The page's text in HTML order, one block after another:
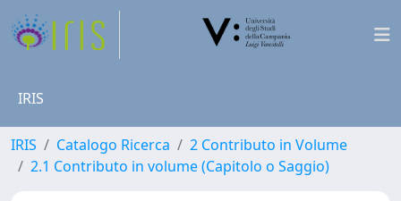
IRIS
IRIS Catalogo Ricerca
2 Contributo in Volume
2.1 Contributo in volume (Capitolo o Saggio)